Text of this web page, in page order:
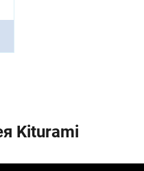
Kiturami